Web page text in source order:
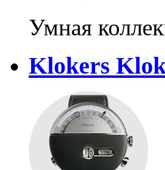
Умная
Klokers